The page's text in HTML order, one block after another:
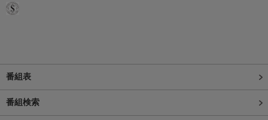
番組表
番組検索